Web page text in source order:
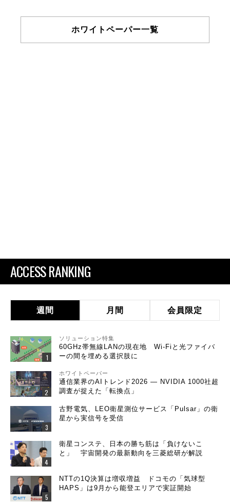
ホワイトペーパー一覧
ACCESS RANKING
週間 月間 会員限定
ソリューション特集
60GHz帯無線LANの現在地 Wi-Fiと光ファイバ
ーの間を埋める選択肢に
ホワイトペーパー
通信業界のAIトレンド2026 ― NVIDIA 1000社超
調査が捉えた「転換点」
古野電気、LEO衛星測位サービス「Pulsar」の衛
星から実信号を受信
衛星コンステ、日本の勝ち筋は「負けないこ
と」 宇宙開発の最新動向を三菱総研が解説
NTTの1Q決算は増収増益 ドコモの「気球型
HAPS」は9月から能登エリアで実証開始